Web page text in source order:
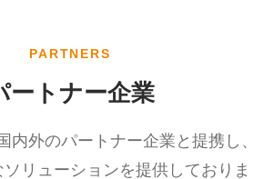
PARTNERS
ートナー企業
内外のパートナー企業と提携し、
リューションを提供しておりま